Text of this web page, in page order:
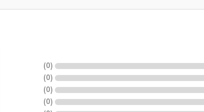
(
0
)
(
0
)
(
0
)
(
0
)